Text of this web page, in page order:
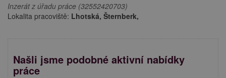
Inzerát z úřadu práce (32552420703)
Lokalita pracoviště: Lhotská, Šternberk,
Našli jsme podobné aktivní nabídky
práce